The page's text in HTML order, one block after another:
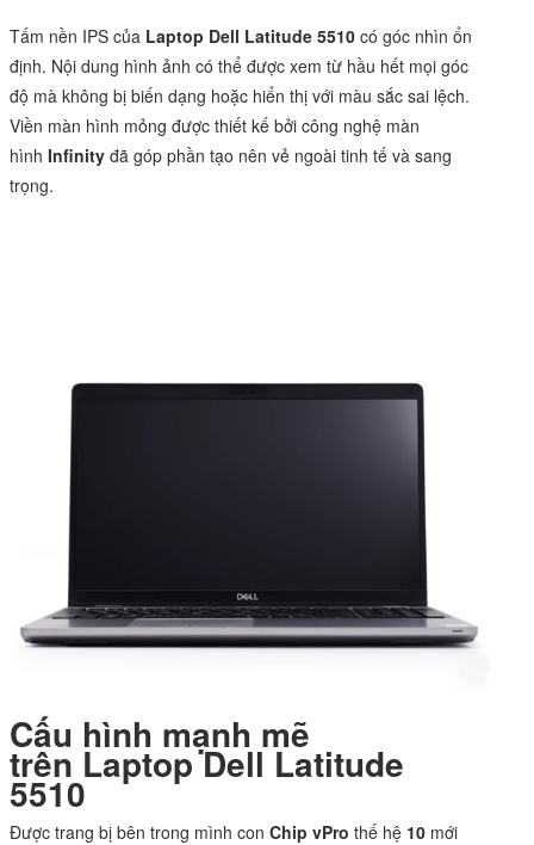
Tấm nền IPS của Laptop Dell Latitude 5510 có góc nhìn ổn
định. Nội dung hình ảnh có thể được xem từ hầu hết mọi góc
độ mà không bị biến dạng hoặc hiển thị với màu sắc sai lệch.
Viền màn hình mỏng được thiết kế bởi công nghệ màn
hình Infinity đã góp phần tạo nên vẻ ngoài tinh tế và sang
trọng.
Cấu hình mạnh mẽ
trên Laptop Dell Latitude
5510
Được trang bị bên trong mình con Chip vPro thế hệ 10 mới